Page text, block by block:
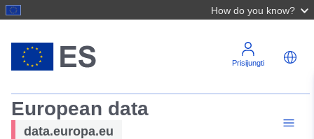
How do you know?
Prisijungti
European data
data.europa.eu